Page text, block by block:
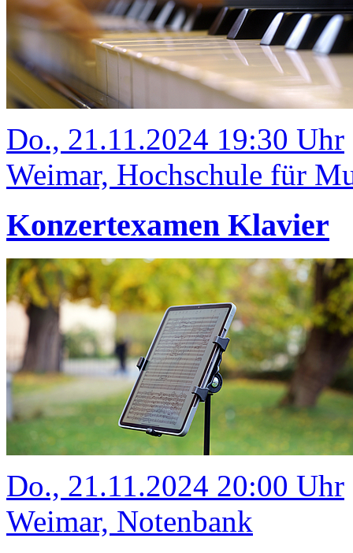
Do., 21.11.2024 19:30 Uhr
Weimar, Hochschule für
Konzertexamen Klavier
Do., 21.11.2024 20:00 Uhr
Weimar, Notenbank